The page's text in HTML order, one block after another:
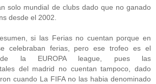
solo mundial de clubs dado que no ganado
desde el 2002.
si las Ferias no cuentan porque en
celebraban ferias, pero ese trofeo es el
de la EUROPA league, pues las
del madrid no cuentan tampoco, dado
cuando La FIFA no las habia denominado